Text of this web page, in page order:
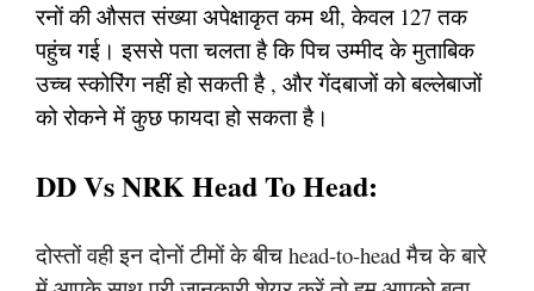
रनों की औसत संख्या अपेक्षाकृत कम थी, केवल 127 तक
पहुंच गई। इससे पता चलता है कि पिच उम्मीद के मुताबिक
उच्च स्कोरिंग नहीं हो सकती है , और गेंदबाजों को बल्लेबाजों
को रोकने में कुछ फायदा हो सकता है।
DD Vs NRK Head To Head:
दोस्तों वही इन दोनों टीमों के बीच head-to-head मैच के बारे